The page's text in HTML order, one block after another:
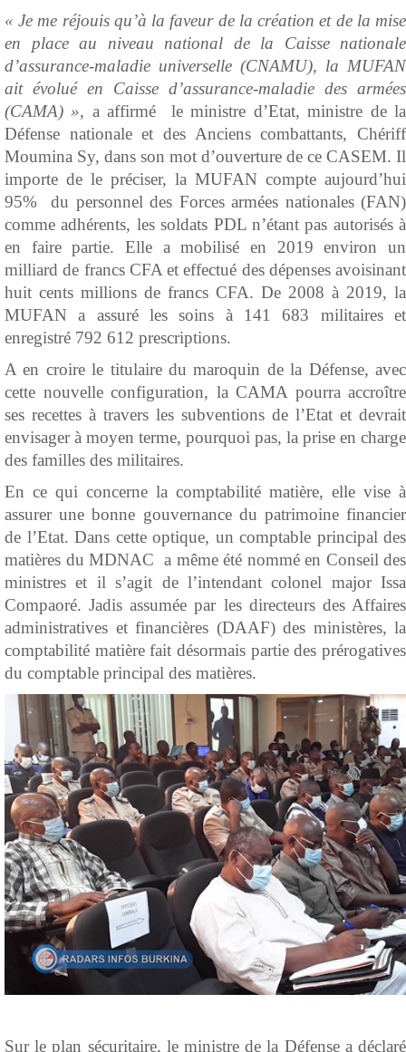
« Je me réjouis qu’à la faveur de la création et de la mise
en place au niveau national de la Caisse nationale
d’assurance-maladie universelle (CNAMU), la MUFAN
ait évolué en Caisse d’assurance-maladie des armées
(CAMA) », a affirmé le ministre d’Etat, ministre de la
Défense nationale et des Anciens combattants, Chériff
Moumina Sy, dans son mot d’ouverture de ce CASEM. Il
importe de le préciser, la MUFAN compte aujourd’hui
95% du personnel des Forces armées nationales (FAN)
comme adhérents, les soldats PDL n’étant pas autorisés à
en faire partie. Elle a mobilisé en 2019 environ un
milliard de francs CFA et effectué des dépenses avoisinant
huit cents millions de francs CFA. De 2008 à 2019, la
MUFAN a assuré les soins à 141 683 militaires et
enregistré 792 612 prescriptions.
A en croire le titulaire du maroquin de la Défense, avec
cette nouvelle configuration, la CAMA pourra accroître
ses recettes à travers les subventions de l’Etat et devrait
envisager à moyen terme, pourquoi pas, la prise en charge
des familles des militaires.
En ce qui concerne la comptabilité matière, elle vise à
assurer une bonne gouvernance du patrimoine financier
de l’Etat. Dans cette optique, un comptable principal des
matières du MDNAC a même été nommé en Conseil des
ministres et il s’agit de l’intendant colonel major Issa
Compaoré. Jadis assumée par les directeurs des Affaires
administratives et financières (DAAF) des ministères, la
comptabilité matière fait désormais partie des prérogatives
du comptable principal des matières.
Sur le plan sécuritaire, le ministre de la Défense a déclaré